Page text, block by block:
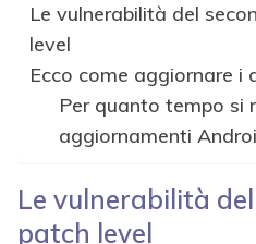
Le vulnerabilità del
level
Ecco come aggiornare i
Per quanto tempo si
aggiornamenti
Le vulnerabilità
patch level